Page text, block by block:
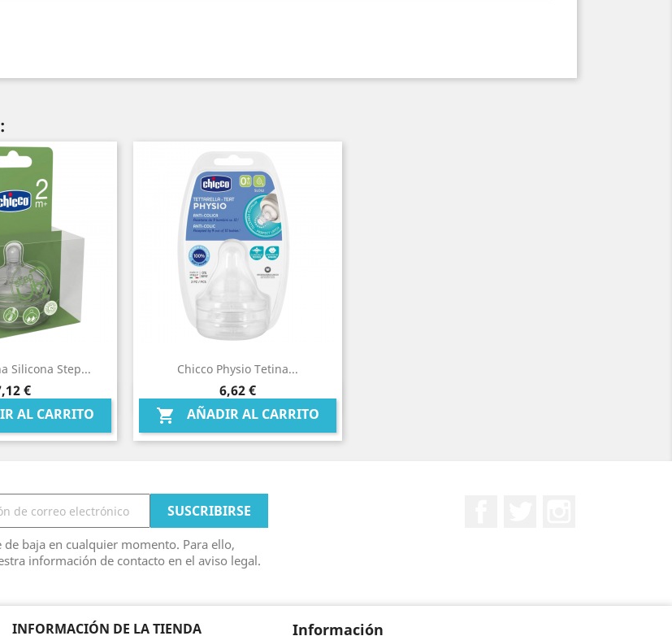
Silicona Step...
€
AL CARRITO
rápida
Chicco Physio Tetina...
Precio
6,62 €
 AÑADIR AL CARRITO
Vista rápida
de baja en cualquier momento. Para ello,
información de contacto en el aviso legal.
INFORMACIÓN DE LA TIENDA Información